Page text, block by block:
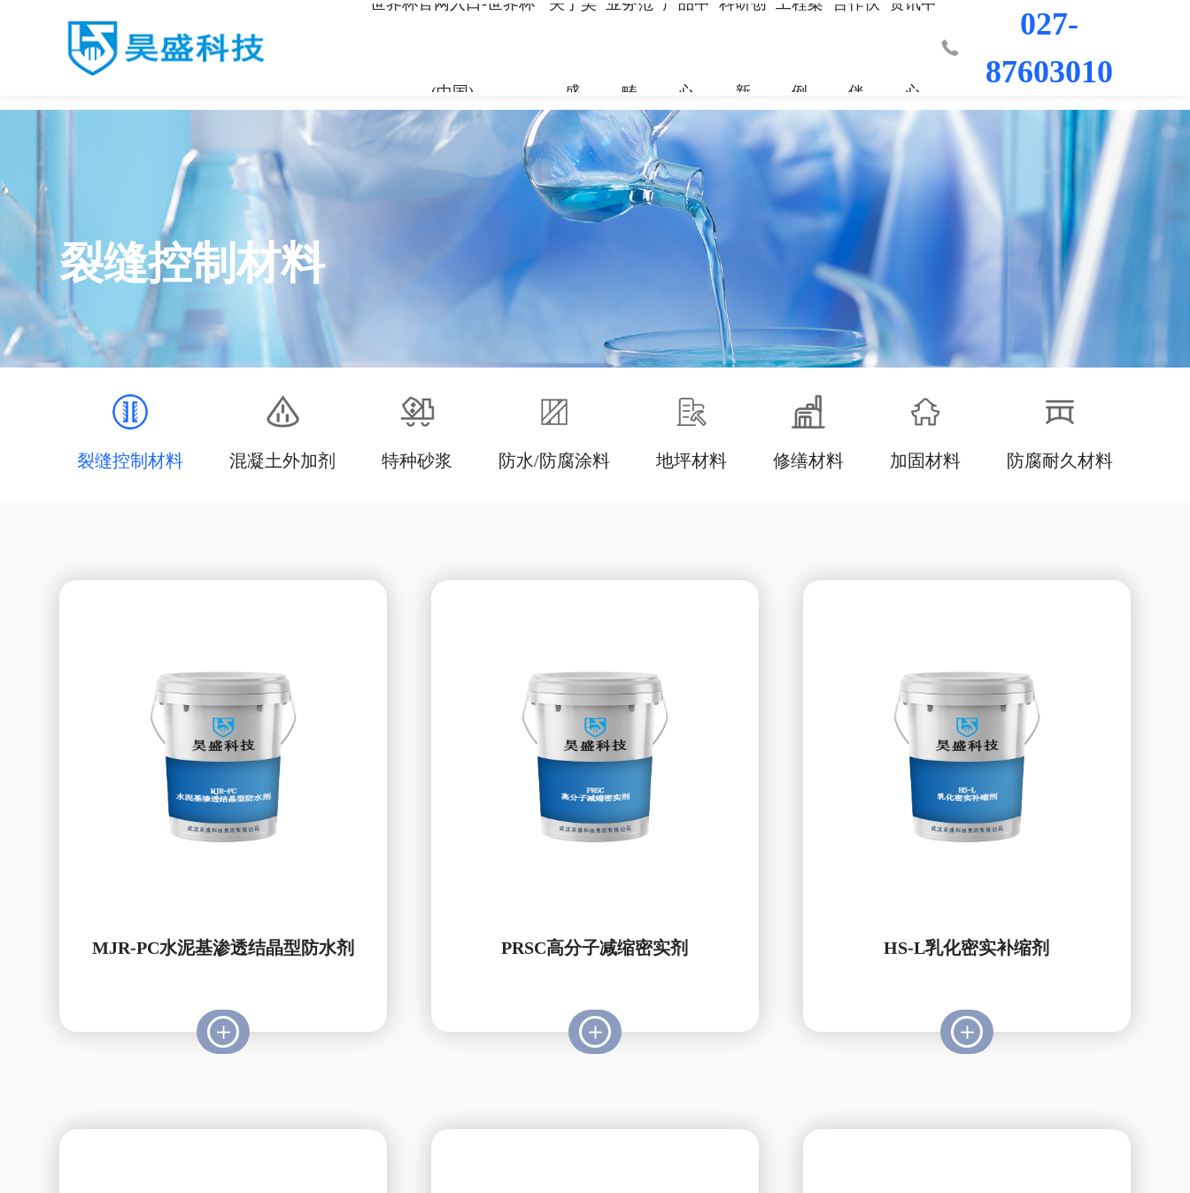
世界杯官网入口-世界杯
(中国)
关于昊
盛
关于昊盛
打造绿色建材，共筑美好生
企业简介 荣誉资质
组织架构
党建引领 员工风采
业务范
畴
业务范畴
打造绿色建材，共筑美好生
新材料事业部 城市更新事业部
产品中
心
产品中心
打造绿色建材，共筑美好生
裂缝控制材料 混凝土外加剂
特种砂浆
地坪材料 修缮材料
加固材料 防腐耐久材料
科研创
新
科研创新
打造绿色建材，共筑美好生
科研团队 科研平台
科研成果
工程案
例
工程案例 地标性工程 桥梁隧道工程
交通枢纽工程
工业防腐工程 机场码头工程
合作伙
伴
合作伙伴
打造绿色建材，共筑美好生
合作伙伴
资讯中
心
资讯中心
打造绿色建材，共筑美好生
企业新闻 行业新闻
人力资源
027-
87603010
裂缝控制材料
裂缝控制材料 混凝土外加剂 特种砂浆 防水/防腐涂料 地坪材料 修缮材料 加固材料 防腐耐久材料
MJR-PC水泥基渗透结晶型防水剂 PRSC高分子减缩密实剂 HS-L乳化密实补缩剂